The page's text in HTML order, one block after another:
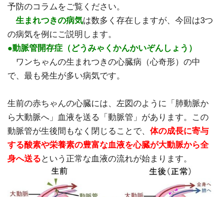
予防のコラムをご覧ください。
生まれつきの病気は数多く存在しますが、今回は3つ
の病気を例にご説明します。
●動脈管開存症（どうみゃくかんかいぞんしょう）
ワンちゃんの生まれつきの心臓病（心奇形）の中
で、最も発生が多い病気です。
生前の赤ちゃんの心臓には、左図のように「肺動脈か
ら大動脈へ」血液を送る「動脈管」があります。この
動脈管が生後間もなく閉じることで、 体の成長に寄与
する酸素や栄養素の豊富な血液を心臓が大動脈から全
身へ送る という正常な血液の流れが始まります。